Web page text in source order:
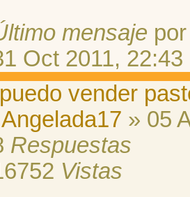
mensaje
Oct 2011, 22:43
vender
Angelada17 » 05
Respuestas
Vistas